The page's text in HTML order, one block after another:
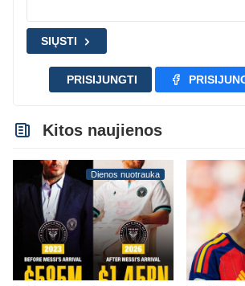
SIŲSTI
PRISIJUNGTI
Kitos naujienos
Dienos nuotrauka